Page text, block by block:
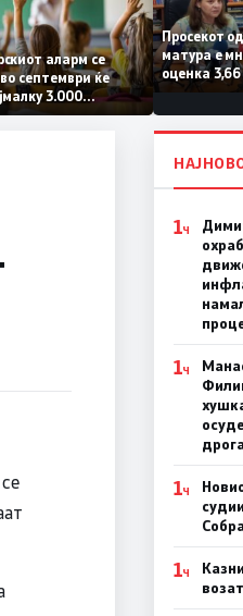
аларм се
во септември ќе
3.000
помалку
матура
оценка
1Ч
1Ч
1Ч
1Ч